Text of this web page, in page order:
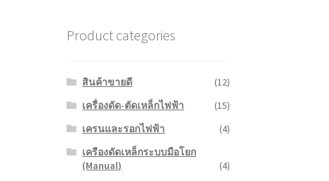
Product categories
สินค้าขายดี
(12)
เครื่องดัด-ตัดเหล็กไฟฟ้า
(15)
เครนและรอกไฟฟ้า
(4)
เครืองดัดเหล็กระบบมือโยก
(Manual)
(4)